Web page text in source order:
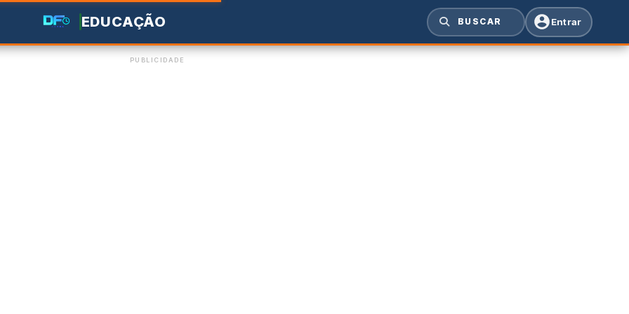
EDUCAÇÃO BUSCAR Entrar
PUBLICIDADE